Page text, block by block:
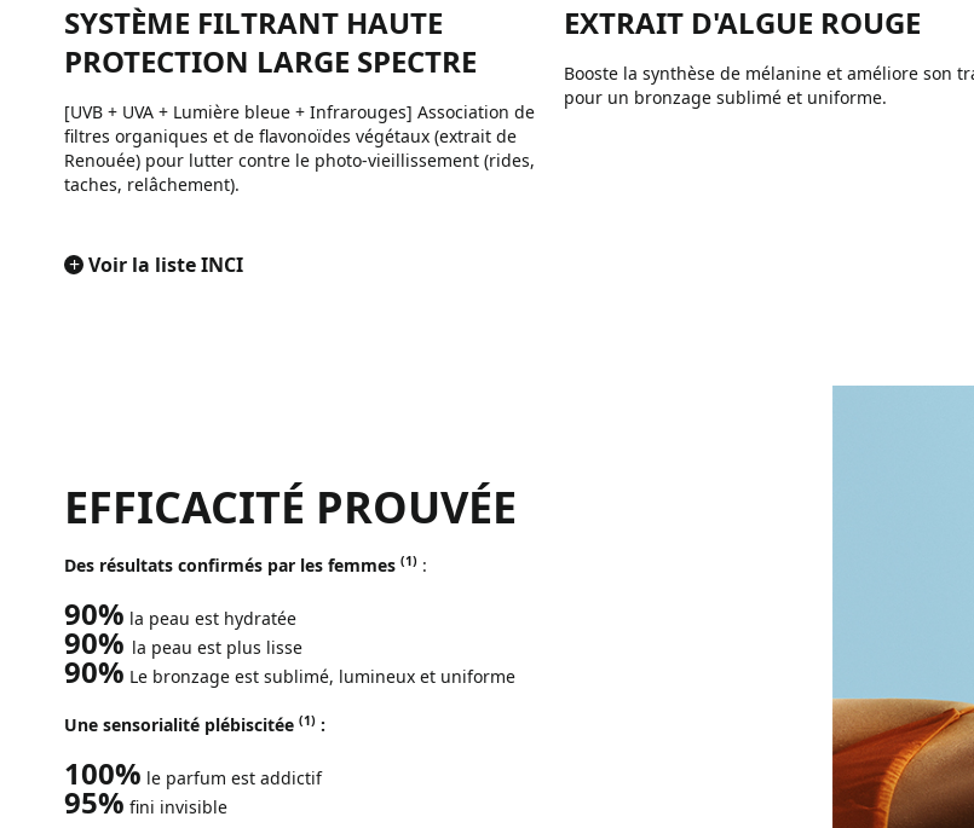
SYSTÈME FILTRANT HAUTE
PROTECTION LARGE SPECTRE
[UVB + UVA + Lumière bleue + Infrarouges] Association de
filtres organiques et de flavonoïdes végétaux (extrait de
Renouée) pour lutter contre le photo-vieillissement (rides,
taches, relâchement).
EXTRAIT D'ALGUE ROUGE
Booste la synthèse de mélanine et améliore son
pour un bronzage sublimé et uniforme.
+ Voir la liste INCI
EFFICACITÉ PROUVÉE
Des résultats confirmés par les femmes (1) :
90% la peau est hydratée
90% la peau est plus lisse
90% Le bronzage est sublimé, lumineux et uniforme
Une sensorialité plébiscitée (1) :
100% le parfum est addictif
95% fini invisible